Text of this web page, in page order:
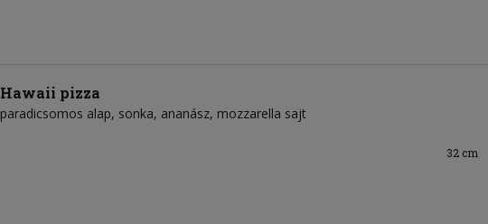
Hawaii pizza
paradicsomos alap sonka ananász mozzarella sajt
32 cm